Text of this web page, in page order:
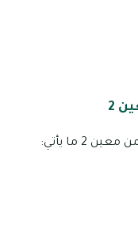
2
2 ما يأتي: